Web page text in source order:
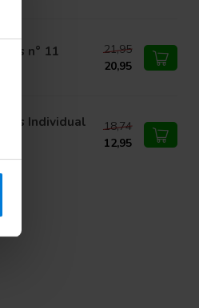
n° 11
21,95
20,95
Individual
18,74
12,95